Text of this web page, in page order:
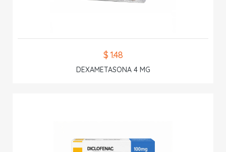
$ 1.48
DEXAMETASONA 4 MG